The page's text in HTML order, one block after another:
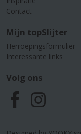
Contact
Mijn topSlijter
Herroepingsformulier
Interessante links
Volg ons
F
a
I
n